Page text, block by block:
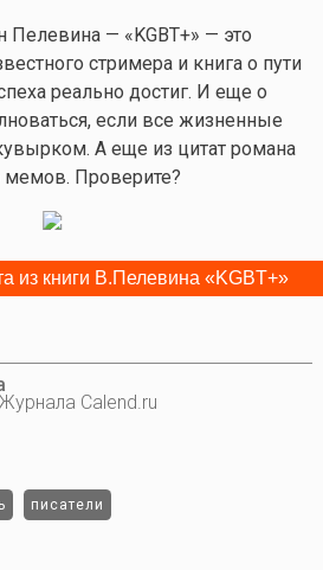
— «KGBT+» — это
стримера и книга о пути
реально достиг. И еще о
если все жизненные
А еще из цитат романа
Проверите?
Calend.ru
писатели